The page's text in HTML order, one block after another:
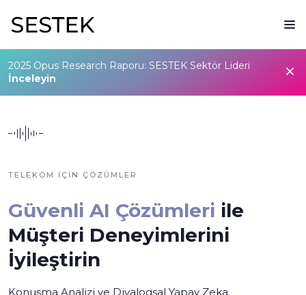
2025 Opus Research Raporu: SESTEK Sektör Lideri
İnceleyin
TELEKOM İÇİN ÇÖZÜMLER
Güvenli AI Çözümleri ile
Müşteri Deneyimlerini
İyileştirin
Konuşma Analizi ve Diyalogsal Yapay Zeka